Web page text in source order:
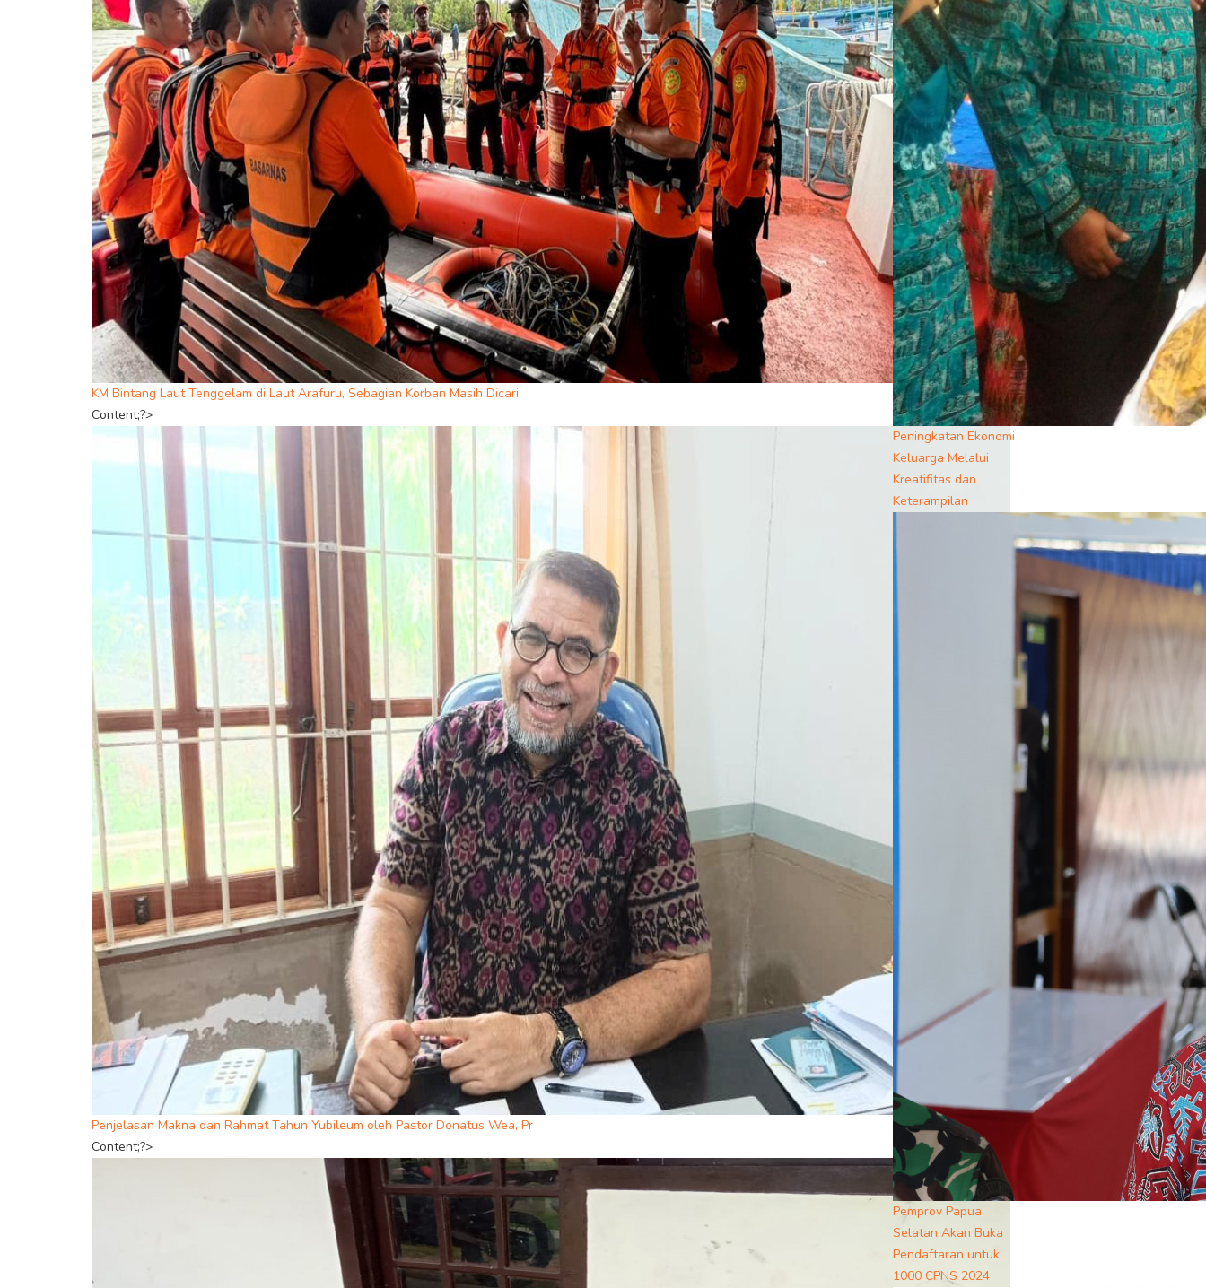
KM Bintang Laut Tenggelam di Laut Arafuru, Sebagian Korban Masih Dicari
Content;?>
Penjelasan Makna dan Rahmat Tahun Yubileum oleh Pastor Donatus Wea, Pr
Content;?>
Peningkatan Ekonomi
Keluarga Melalui
Kreatifitas dan
Keterampilan
Pemprov Papua
Selatan Akan Buka
Pendaftaran untuk
1000 CPNS 2024